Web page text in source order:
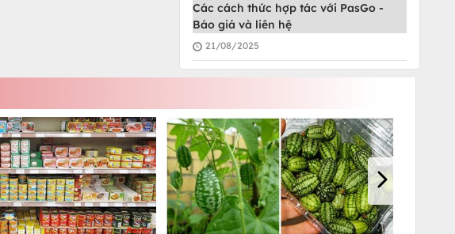
Các cách thức hợp tác với PasGo -
Báo giá và liên hệ
21/08/2025